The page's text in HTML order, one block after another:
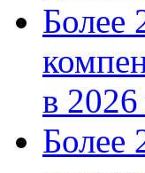
Более
в 2026
Более